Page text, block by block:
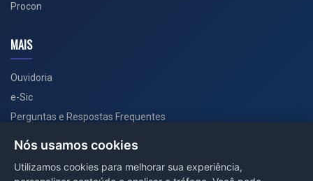
Procon
MAIS
Ouvidoria
e-Sic
Perguntas e Respostas Frequentes
Nós usamos cookies
Utilizamos cookies para melhorar sua experiência,